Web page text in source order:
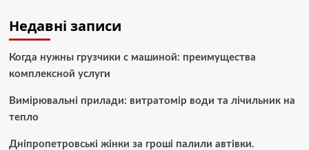
Недавні записи
Когда нужны грузчики с машиной: преимущества
комплексной услуги
Вимірювальні прилади: витратомір води та лічильник на
тепло
Дніпропетровські жінки за гроші палили автівки.